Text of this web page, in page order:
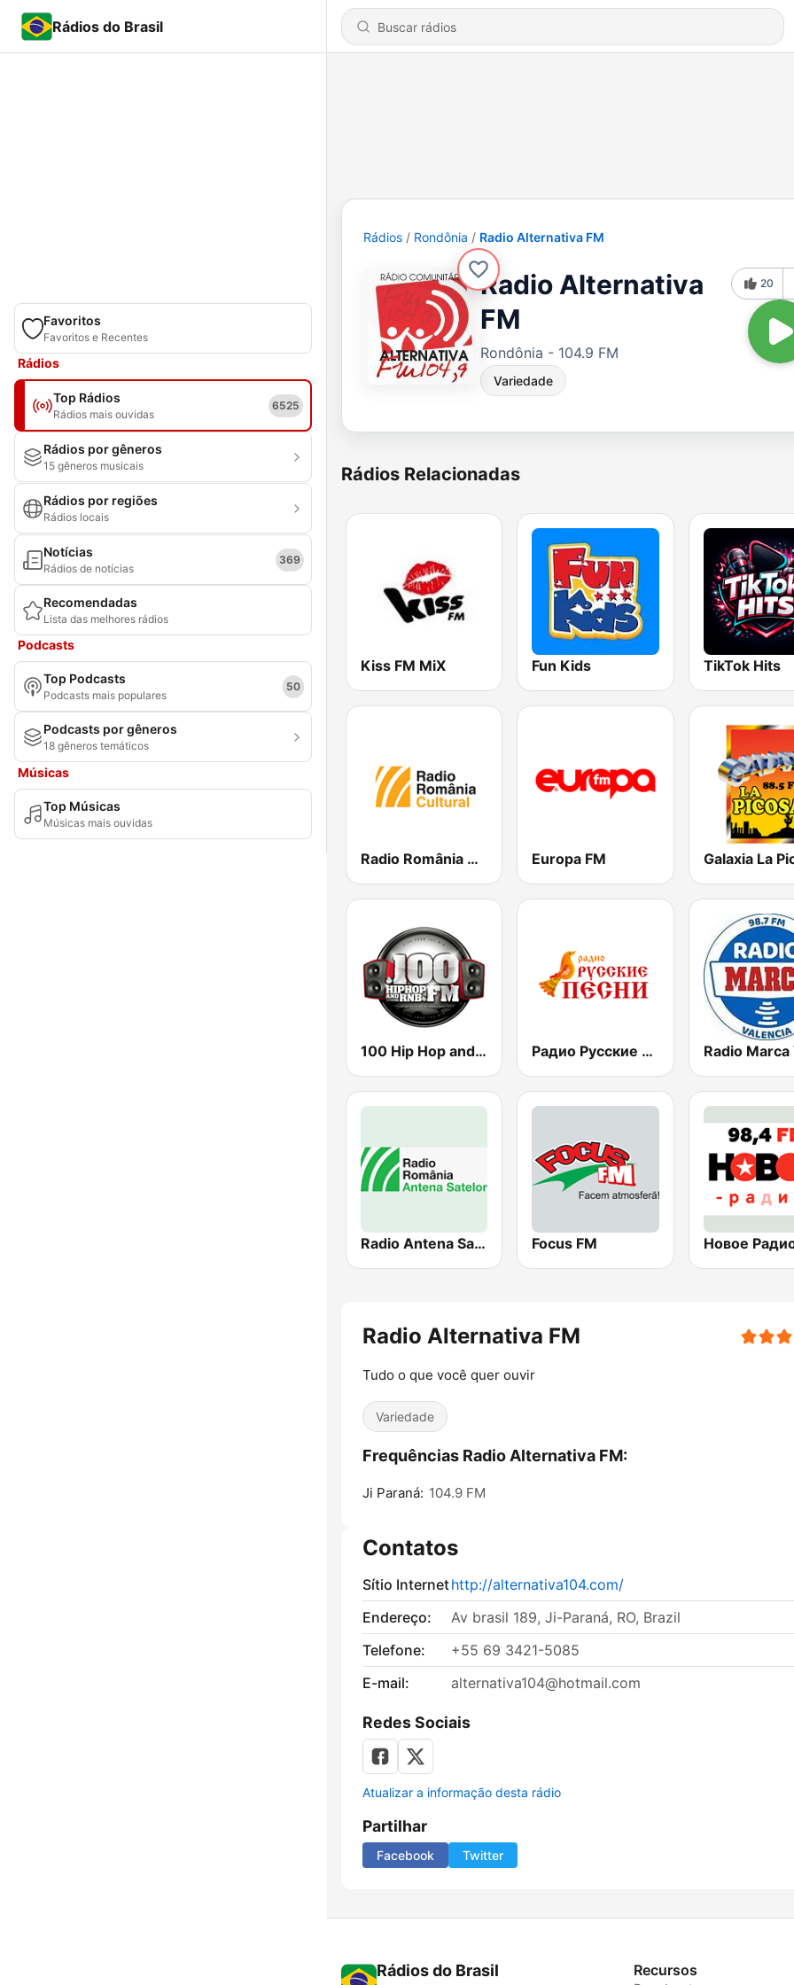
Rádios do Brasil
Favoritos
Favoritos e Recentes
Rádios
Top Rádios
Rádios mais ouvidas
6525
Rádios por gêneros
15 gêneros musicais
Rádios por regiões
Rádios locais
Notícias
Rádios de notícias
369
Recomendadas
Lista das melhores rádios
Podcasts
Top Podcasts
Podcasts mais populares
50
Podcasts por gêneros
18 gêneros temáticos
Músicas
Top Músicas
Músicas mais ouvidas
Rádios Rondônia Radio Alternativa FM
Radio Alternativa
FM
Rondônia - 104.9 FM
Variedade
20
Rádios Relacionadas
Kiss FM MiX Fun Kids TikTok Hits
Radio România Cultural Europa FM Galaxia La
100 Hip Hop and RNB FM Радио Русские Песни | Russian Songs Radio | RuSongs
Radio Antena Satelor Focus FM
Radio Alternativa FM
Tudo o que você quer ouvir
Variedade
Frequências Radio Alternativa FM:
Ji Paraná: 104.9 FM
Contatos
Sítio Internethttp://alternativa104.com/
Endereço:
Av brasil 189, Ji-Paraná, RO, Brazil
Telefone:
+55 69 3421-5085
E-mail:
alternativa104@hotmail.com
Redes Sociais
Atualizar a informação desta rádio
Partilhar
Facebook Twitter
Rádios do Brasil Recursos